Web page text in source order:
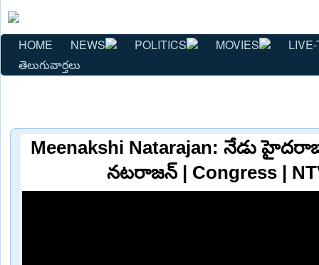
HOME NEWS POLITICS MOVIES
తెలుగువార్తలు
Meenakshi Natarajan: నేడు
నటరాజన్ | Congress |